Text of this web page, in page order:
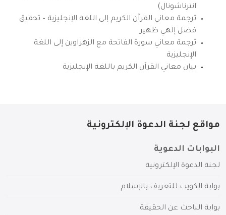
انترناشونال)
ترجمة معاني القرآن الكريم إلى اللغة الإنجليزية – تحقيق
فضل إلهي ظهير
ترجمة معاني سورة الفاتحة مع الزهراوين إلى اللغة
الإنجليزية
بيان معاني القرآن الكريم باللغة الإنجليزية
مواقع لجنة الدعوة الإلكترونية
البوابات الدعوية
لجنة الدعوة الإلكترونية
بوابة الكويت للتعريف بالإسلام
بوابة الباحث عن الحقيقة